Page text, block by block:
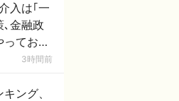
入は｢一
､金融政
ておく
3時間前
ング、